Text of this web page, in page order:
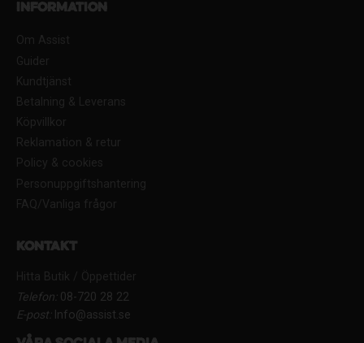
Information
Om Assist
Guider
Kundtjänst
Betalning & Leverans
Köpvillkor
Reklamation & retur
Policy & cookies
Personuppgiftshantering
FAQ/Vanliga frågor
Kontakt
Hitta Butik / Öppettider
Telefon:08-720 28 22
E-post:Info@assist.se